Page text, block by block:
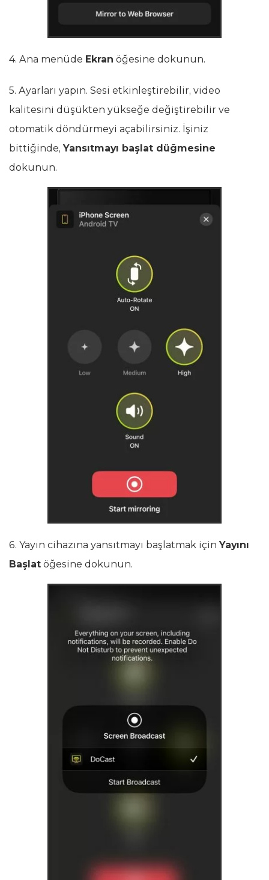
4. Ana menüde Ekran öğesine dokunun.
5. Ayarları yapın. Sesi etkinleştirebilir, video
kalitesini düşükten yükseğe değiştirebilir ve
otomatik döndürmeyi açabilirsiniz. İşiniz
bittiğinde, Yansıtmayı başlat düğmesine
dokunun.
6. Yayın cihazına yansıtmayı başlatmak için Yayını
Başlat öğesine dokunun.